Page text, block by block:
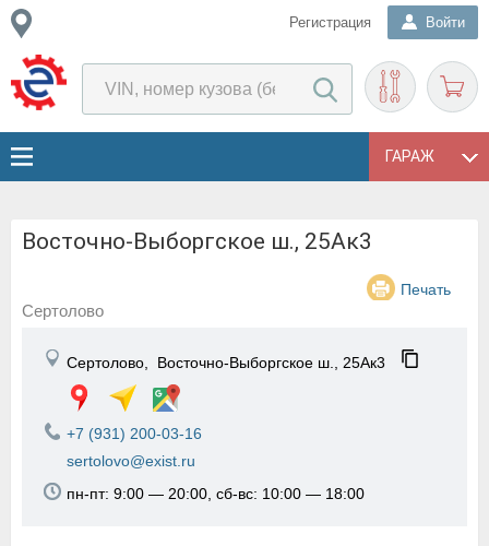
Регистрация Войти
ГАРАЖ
Восточно-Выборгское ш., 25Ак3
Печать
Сертолово
Сертолово, Восточно-Выборгское ш., 25Ак3
+7 (931) 200-03-16
sertolovo@exist.ru
пн-пт: 9:00 — 20:00, сб-вс: 10:00 — 18:00